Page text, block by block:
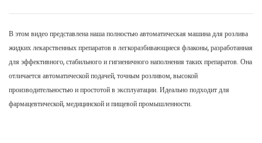
В этом видео представлена ​​наша полностью автоматическая машина для розлива
жидких лекарственных препаратов в легкоразбивающиеся флаконы, разработанная
для эффективного, стабильного и гигиеничного наполнения таких препаратов. Она
отличается автоматической подачей, точным розливом, высокой
производительностью и простотой в эксплуатации. Идеально подходит для
фармацевтической, медицинской и пищевой промышленности.